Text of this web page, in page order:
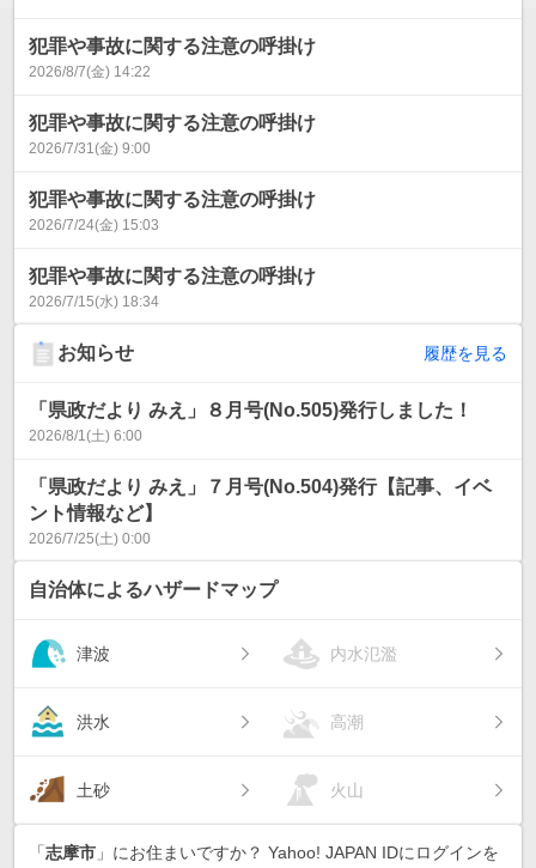
犯罪や事故に関する注意の呼掛け
2026/8/7(金) 14:22
犯罪や事故に関する注意の呼掛け
2026/7/31(金) 9:00
犯罪や事故に関する注意の呼掛け
2026/7/24(金) 15:03
犯罪や事故に関する注意の呼掛け
2026/7/15(水) 18:34
お知らせ 履歴を見る
「県政だより みえ」８月号(No.505)発行しました！
2026/8/1(土) 6:00
「県政だより みえ」７月号(No.504)発行【記事、イベ
ント情報など】
2026/7/25(土) 0:00
自治体によるハザードマップ
津波 内水氾濫
洪水 高潮
土砂 火山
「志摩市 」にお住まいですか？ Yahoo! JAPAN IDにログインを